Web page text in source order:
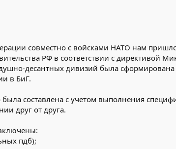
совместно с войсками НАТО нам
РФ в соответствии с директивой
десантных дивизий была
в БиГ.
составлена с учетом выполнения
друг от друга.
пдб);